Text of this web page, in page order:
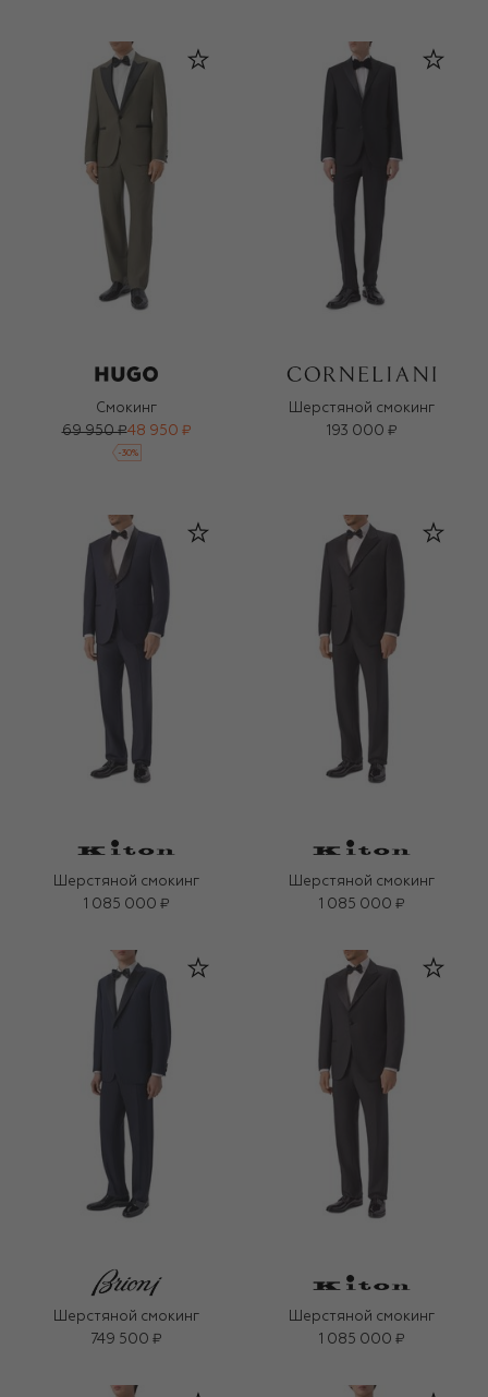
Смокинг
69 950 ₽48 950 ₽
-30%
Шерстяной смокинг
193 000 ₽
Шерстяной смокинг
1 085 000 ₽
Шерстяной смокинг
1 085 000 ₽
Шерстяной смокинг
749 500 ₽
Шерстяной смокинг
1 085 000 ₽